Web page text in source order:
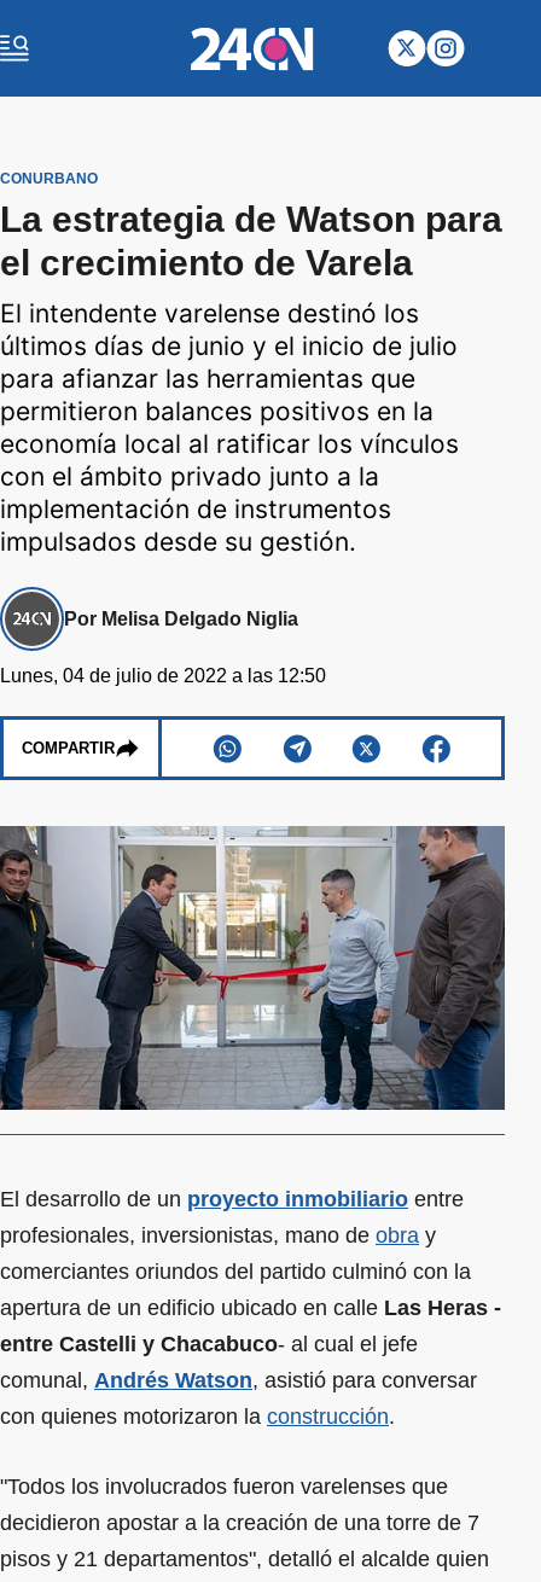
CONURBANO
La estrategia de Watson para
el crecimiento de Varela
El intendente varelense destinó los
últimos días de junio y el inicio de julio
para afianzar las herramientas que
permitieron balances positivos en la
economía local al ratificar los vínculos
con el ámbito privado junto a la
implementación de instrumentos
impulsados desde su gestión.
Por Melisa Delgado Niglia
Lunes, 04 de julio de 2022 a las 12:50
COMPARTIR
El desarrollo de un proyecto inmobiliario entre
profesionales, inversionistas, mano de obra y
comerciantes oriundos del partido culminó con la
apertura de un edificio ubicado en calle Las Heras -
entre Castelli y Chacabuco- al cual el jefe
comunal, Andrés Watson, asistió para conversar
con quienes motorizaron la construcción.
"Todos los involucrados fueron varelenses que
decidieron apostar a la creación de una torre de 7
pisos y 21 departamentos", detalló el alcalde quien